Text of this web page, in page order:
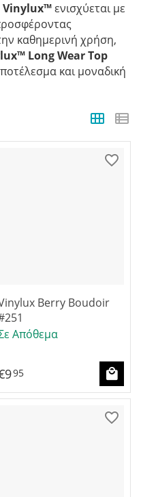
Vinylux™ενισχύεται με
καθημερινή χρήση,
Long Wear Top
και μοναδική
Berry Boudoir
Απόθεμα
995